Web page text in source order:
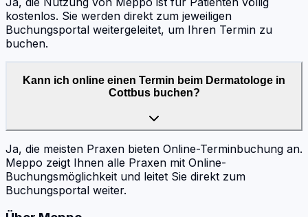
kostenlos. Sie werden direkt zum jeweiligen
Buchungsportal weitergeleitet, um Ihren Termin zu
buchen.
Kann ich online einen Termin beim Dermatologe in
Cottbus buchen?
Ja, die meisten Praxen bieten Online-Terminbuchung an.
Meppo zeigt Ihnen alle Praxen mit Online-
Buchungsmöglichkeit und leitet Sie direkt zum
Buchungsportal weiter.